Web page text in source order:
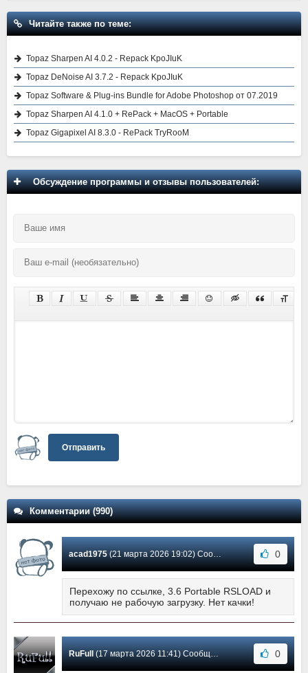
Читайте также по теме:
Topaz Sharpen AI 4.0.2 - Repack KpoJIuK
Topaz DeNoise AI 3.7.2 - Repack KpoJIuK
Topaz Software & Plug-ins Bundle for Adobe Photoshop от 07.2019
Topaz Sharpen AI 4.1.0 + RePack + MacOS + Portable
Topaz Gigapixel AI 8.3.0 - RePack TryRooM
Обсуждение программы и отзывы пользователей:
Отправить
Комментарии (990)
acad1975(21 марта 2026 19:02) Сообщение #737 0
Перехожу по ссылке, 3.6 Portable RSLOAD и
получаю не рабочую загрузку. Нет качки!
RuFull(17 марта 2026 11:41) Сообщение #736 0